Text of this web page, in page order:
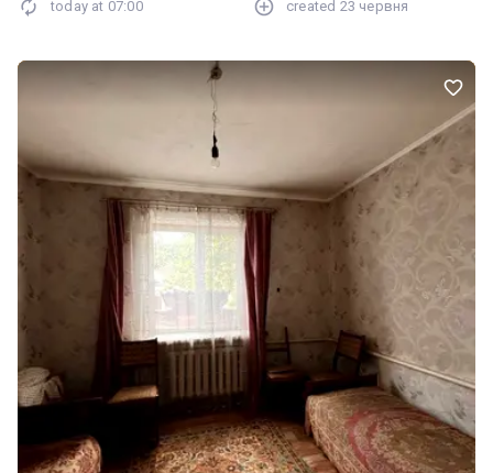
повністю укомплектована диваном. Будинок розташований у
школи, дитячі садочки, зупинки громадського транспорту та все
необхідне для комфортного життя. Телефонуйте для отримання
детальної інформації та організації перегляду.
today at 07:00 created 23 червня